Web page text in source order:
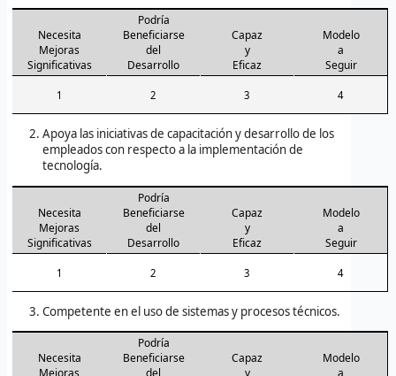
Necesita
Mejoras
Significativas
Podría
Beneficiarse
del
Desarrollo
Capaz
y
Eficaz
Modelo
a
Seguir
1 2 3 4
Apoya las iniciativas de capacitación y desarrollo de los
empleados con respecto a la implementación de
tecnología.
Necesita
Mejoras
Significativas
Podría
Beneficiarse
del
Desarrollo
Capaz
y
Eficaz
Modelo
a
Seguir
1 2 3 4
Competente en el uso de sistemas y procesos técnicos.
Necesita
Podría
Beneficiarse
Capaz
Modelo